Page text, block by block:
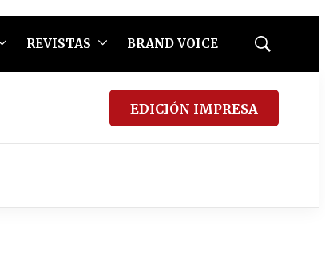
REVISTAS BRAND VOICE
Mostrar
EDICIÓN IMPRESA